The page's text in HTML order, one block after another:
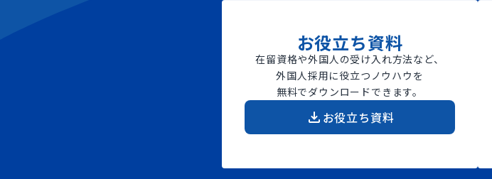
お役立ち資料
在留資格や外国人の受け入れ方法など、
外国人採用に役立つノウハウを
無料でダウンロードできます。
お役立ち資料